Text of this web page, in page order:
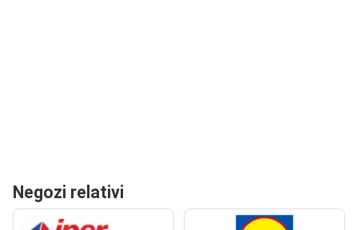
Negozi relativi